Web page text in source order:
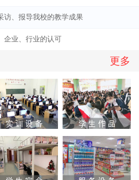
访、报导我校的教学成果
企业、行业的认可
更多